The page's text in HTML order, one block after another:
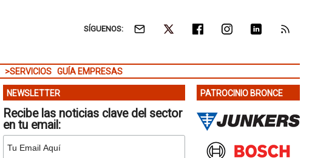
SÍGUENOS:
>SERVICIOS GUÍA EMPRESAS
NEWSLETTER
Recibe las noticias clave del sector
en tu email:
PATROCINIO BRONCE